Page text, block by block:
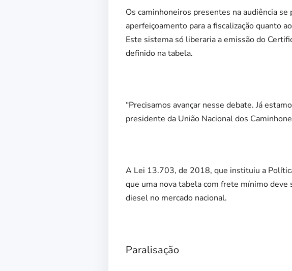
Os caminhoneiros presentes na audiência
aperfeiçoamento para a fiscalização quanto
Este sistema só liberaria a emissão do
definido na tabela.
“Precisamos avançar nesse debate. Já
presidente da União Nacional dos
A Lei 13.703, de 2018, que instituiu a
que uma nova tabela com frete mínimo
diesel no mercado nacional.
Paralisação